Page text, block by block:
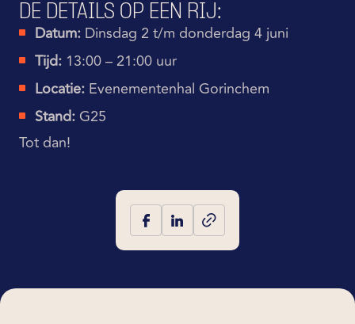
DE DETAILS OP EEN RIJ:
Datum: Dinsdag 2 t/m donderdag 4 juni
Tijd: 13:00 – 21:00 uur
Locatie: Evenementenhal Gorinchem
Stand: G25
Tot dan!